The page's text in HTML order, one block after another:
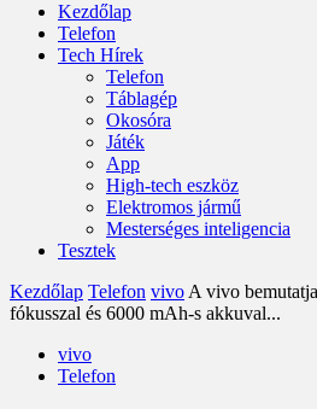
Kezdőlap
Telefon
Tech Hírek
Telefon
Táblagép
Okosóra
Játék
App
High-tech eszköz
Elektromos jármű
Mesterséges inteligencia
Tesztek
Kezdőlap Telefon vivo A vivo
fókusszal és 6000 mAh-s akkuval...
vivo
Telefon